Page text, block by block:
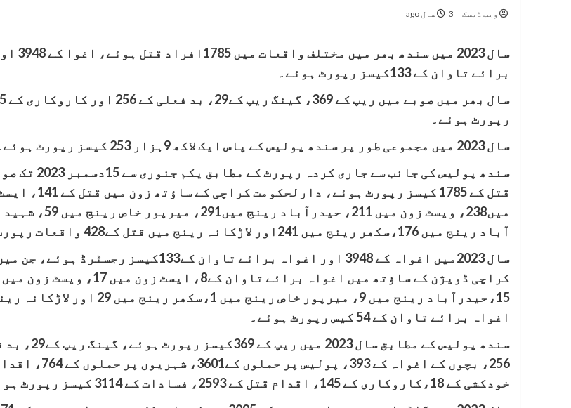
ویب ڈیسک 3 سال ago
سال 2023 میں
برائے تاوان کے 133کیسز رپورٹ ہوئے۔
رپورٹ ہوئے۔
سال 2023 میں مجموعی طور پر سندھ پولیس کے پاس ایک لاکھ 9ہزار 253 کیسز رپورٹ ہوئے۔
سندھ پولیس کی جانب سے جاری کردہ
قتل کے 1785 کیسز رپورٹ ہوئے، دارلحکومت
میں238، ویسٹ زون میں 211، حیدرآباد
آباد رینج میں 176،سکھر رینج میں 241اور لاڑکانہ رینج میں قتل کے428 واقعات رپورٹ ہوئے۔
سال 2023میں اغواہ کے 3948 اور اغواہ برائے تاوان کے133کیسز رجسٹرڈ
کراچی ڈویژن کے ساؤتھ میں اغواہ برائے تاوان کے8، ایسٹ زون میں 17، ویسٹ زون میں
15،حیدرآباد رینج میں 9، میرپور خاص رینج میں 1،سکھر رینج
اغواہ برائے تاوان کے 54 کیس رپورٹ ہوئے۔
سندھ پولیس کے مطابق سال 2023
256، بچوں کے اغواہ کے 393، پولیس پر حملوں کے3601، شہریوں پر
خودکشی کے 18،کاروکاری کے 145، اقدام قتل کے 2593، فسادات کے 3114 کیسز رپورٹ ہوئے۔